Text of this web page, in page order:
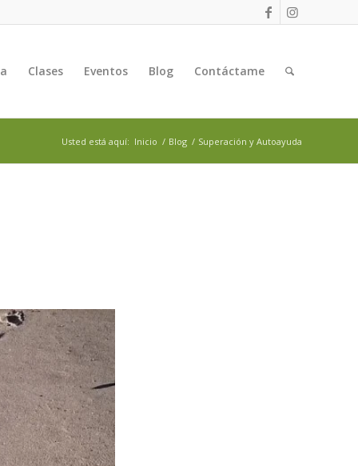
Clases Eventos Blog Contáctame
Usted está aquí: Inicio / Blog / Superación y Autoayuda